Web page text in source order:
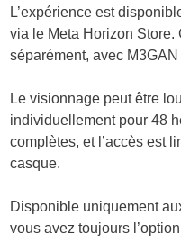
L’expérience est
via le Meta Horizon Store.
séparément, avec M3GAN
Le visionnage peut être
individuellement pour 48
complètes, et l’accès est
casque.
Disponible uniquement
vous avez toujours